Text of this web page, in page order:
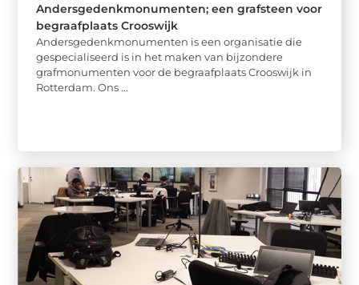
Andersgedenkmonumenten; een grafsteen voor
begraafplaats Crooswijk
Andersgedenkmonumenten is een organisatie die
gespecialiseerd is in het maken van bijzondere
grafmonumenten voor de begraafplaats Crooswijk in
Rotterdam. Ons ...